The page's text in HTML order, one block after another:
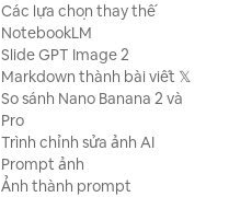
Các lựa chọn thay thế
NotebookLM
Slide GPT Image 2
Markdown thành bài viết 𝕏
So sánh Nano Banana 2 và
Pro
Trình chỉnh sửa ảnh AI
Prompt ảnh
Ảnh thành prompt